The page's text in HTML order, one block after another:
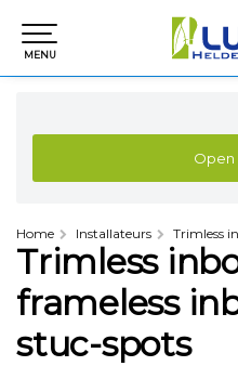
MENU
Open
Home Installateurs Trimless
Trimless
frameless
stuc-spots